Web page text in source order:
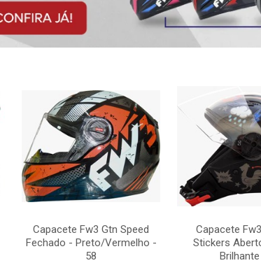
Capacete Fw3 Gtn Speed
Fechado - Preto/Vermelho -
58
Capacete
Stickers